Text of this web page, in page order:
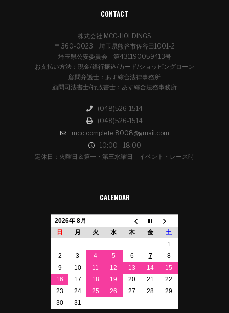
CONTACT
株式会社 MCC-HOLDINGS
〒360-0023 埼玉県熊谷市佐谷田1001-2
埼玉県公安委員会 第431190059413号
お支払い方法：現金/銀行振込/カード/ショッピングローン
顧問弁護士：あす綜合法律事務所
顧問司法書士/行政書士：あす綜合法務事務所
(048)526-1514
(048)526-1514
mcc.complete.8008@gmail.com
10:00 - 18:00
定休日：火曜日＆第一・第三水曜日 イベント・レース時
CALENDAR
2026年 8月
日
月 火 水 木 金
土
1
2
3 4 5 6 7
8
9
10 11 12 13 14
15
16
17 18 19 20 21
22
23
24 25 26 27 28
29
30
31